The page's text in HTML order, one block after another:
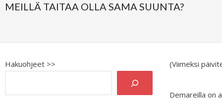
MEILLÄ TAITAA OLLA SAMA SUUNTA?
(Viimeksi
Demareilla on
Hakuohjeet >>